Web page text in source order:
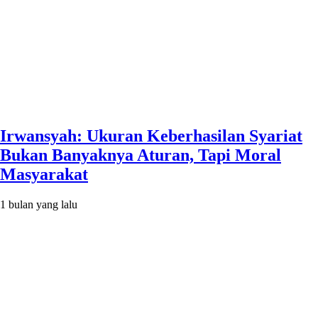
Irwansyah: Ukuran Keberhasilan Syariat
Bukan Banyaknya Aturan, Tapi Moral
Masyarakat
1 bulan yang lalu